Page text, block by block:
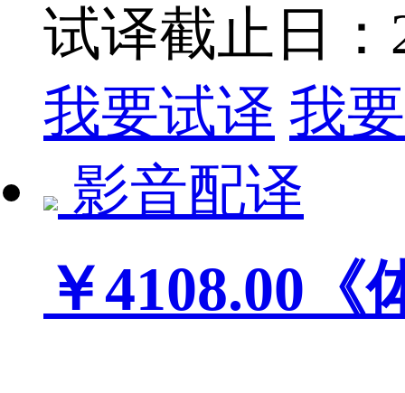
试译截止日：
我要试译 我
影音配译
￥4108.00